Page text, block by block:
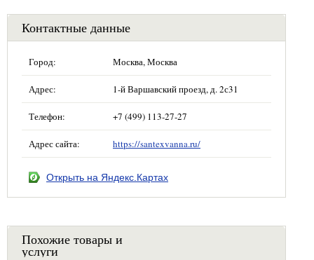
Контактные данные
Город: Москва, Москва
Адрес: 1-й Варшавский проезд, д. 2с31
Телефон: +7 (499) 113-27-27
Адрес сайта: https://santexvanna.ru/
Открыть на Яндекс.Картах
Похожие товары и
услуги